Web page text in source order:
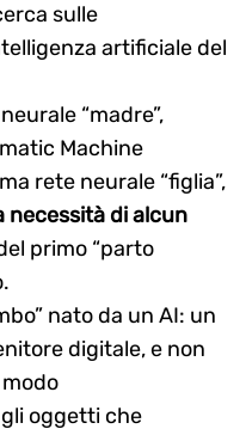
sulle
artificiale del
“madre”,
Machine
rete neurale “figlia”,
necessità di alcun
primo “parto
nato da un AI: un
digitale, e non
oggetti che